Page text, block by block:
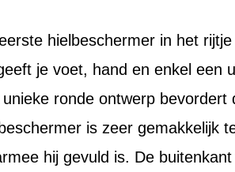
hielbeschermer in het
je voet, hand en enkel een
unieke ronde ontwerp
is zeer gemakkelijk
hij gevuld is. De